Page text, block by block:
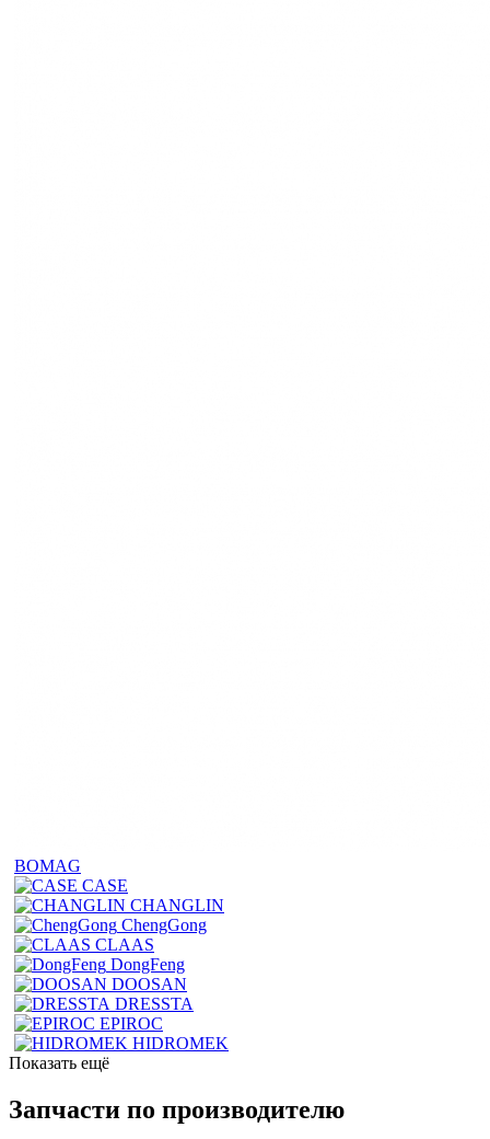
BOMAG
CASE
CHANGLIN
ChengGong
CLAAS
DongFeng
DOOSAN
DRESSTA
EPIROC
HIDROMEK
Показать ещё
Запчасти по производителю